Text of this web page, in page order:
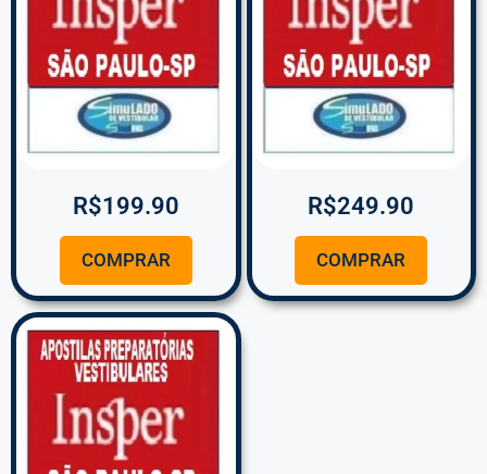
R$199.90
COMPRAR
R$249.90
COMPRAR